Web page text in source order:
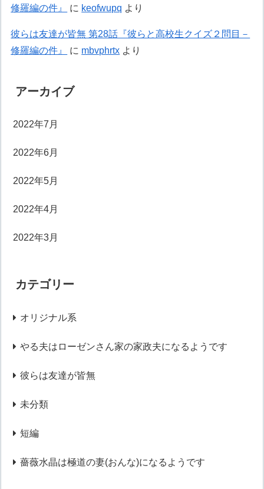
修羅編の件』
に keofwupq より
彼らは友達が皆無 第28話『彼らと高校生クイズ２問目－
修羅編の件』
に mbvphrtx より
アーカイブ
2022年7月
2022年6月
2022年5月
2022年4月
2022年3月
カテゴリー
オリジナル系
やる夫はローゼンさん家の家政夫になるようです
彼らは友達が皆無
未分類
短編
薔薇水晶は極道の妻(おんな)になるようです